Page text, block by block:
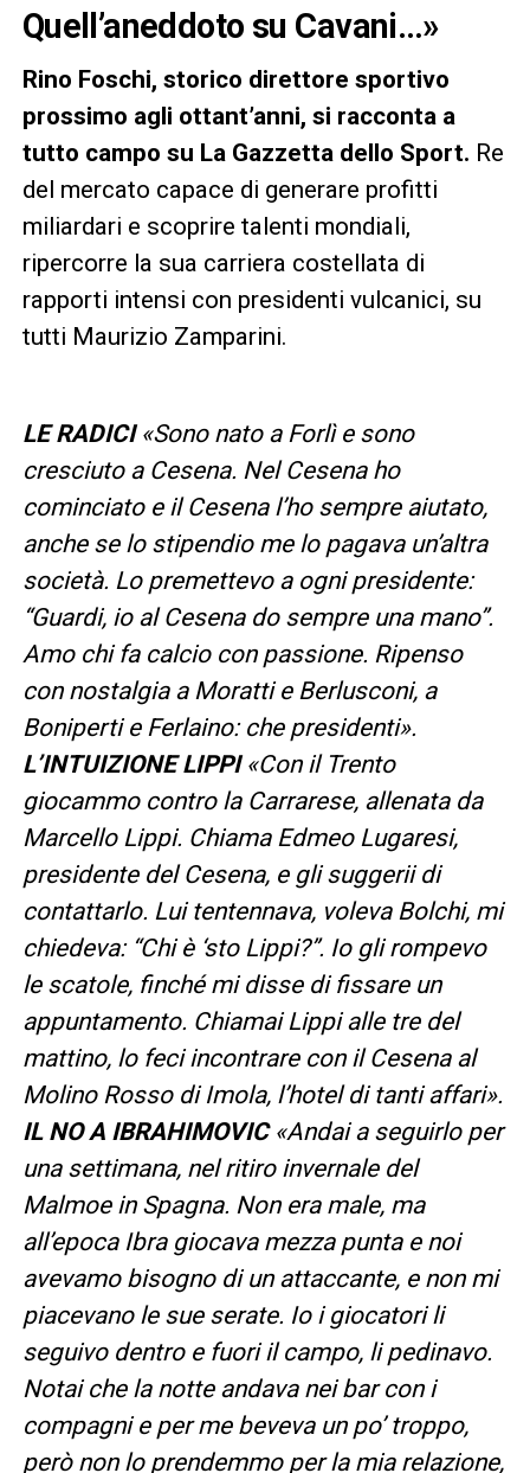
Quell’aneddoto su Cavani…»
Rino Foschi, storico direttore sportivo
prossimo agli ottant’anni, si racconta a
tutto campo su La Gazzetta dello Sport. Re
del mercato capace di generare profitti
miliardari e scoprire talenti mondiali,
ripercorre la sua carriera costellata di
rapporti intensi con presidenti vulcanici, su
tutti Maurizio Zamparini.
LE RADICI«Sono nato a Forlì e sono
cresciuto a Cesena. Nel Cesena ho
cominciato e il Cesena l’ho sempre aiutato,
anche se lo stipendio me lo pagava un’altra
società. Lo premettevo a ogni presidente:
“Guardi, io al Cesena do sempre una mano”.
Amo chi fa calcio con passione. Ripenso
con nostalgia a Moratti e Berlusconi, a
Boniperti e Ferlaino: che presidenti».
L’INTUIZIONE LIPPI«Con il Trento
giocammo contro la Carrarese, allenata da
Marcello Lippi. Chiama Edmeo Lugaresi,
presidente del Cesena, e gli suggerii di
contattarlo. Lui tentennava, voleva Bolchi, mi
chiedeva: “Chi è ‘sto Lippi?”. Io gli rompevo
le scatole, finché mi disse di fissare un
appuntamento. Chiamai Lippi alle tre del
mattino, lo feci incontrare con il Cesena al
Molino Rosso di Imola, l’hotel di tanti affari».
IL NO A IBRAHIMOVIC «Andai a seguirlo per
una settimana, nel ritiro invernale del
Malmoe in Spagna. Non era male, ma
all’epoca Ibra giocava mezza punta e noi
avevamo bisogno di un attaccante, e non mi
piacevano le sue serate. Io i giocatori li
seguivo dentro e fuori il campo, li pedinavo.
Notai che la notte andava nei bar con i
compagni e per me beveva un po’ troppo,
però non lo prendemmo per la mia relazione,